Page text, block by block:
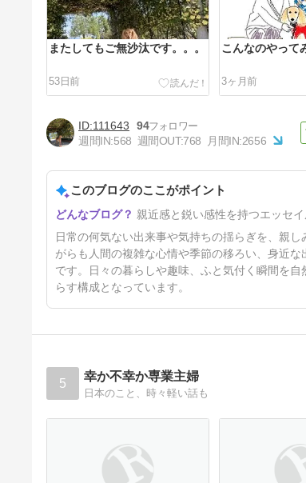
またしてもご無沙汰です。。。
53日前
こんなのやって
3ヶ月前
語りたいわたくし
4ヶ月前
111643
94
週間IN:568 週間OUT:768 月間IN:2656
このブログのここがポイント
親近感と鋭い感性を持つエッセイ
日常の何気ない出来事や気持ちの揺らぎを、親
がらも人間の複雑な心情や季節の移ろい、身近
です。日々の暮らしや趣味、ふと気付く瞬間を
らす構成となっています。
5 幸か不幸か専業主婦
日本のこと、時々軽い話も